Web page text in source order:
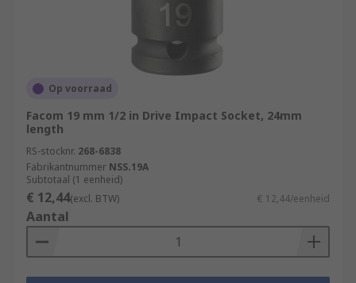
Op voorraad
Facom 19 mm 1/2 in Drive Impact Socket, 24mm
length
RS-stocknr. 268-6838
Fabrikantnummer NSS.19A
Subtotaal (1 eenheid)
€ 12,44(excl. BTW) € 12,44/eenheid
Aantal